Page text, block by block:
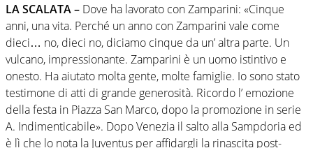
LA SCALATA – Dove ha lavorato con Zamparini: «Cinque
anni, una vita. Perché un anno con Zamparini vale come
dieci… no, dieci no, diciamo cinque da un’ altra parte. Un
vulcano, impressionante. Zamparini è un uomo istintivo e
onesto. Ha aiutato molta gente, molte famiglie. Io sono stato
testimone di atti di grande generosità. Ricordo l’ emozione
della festa in Piazza San Marco, dopo la promozione in serie
A. Indimenticabile». Dopo Venezia il salto alla Sampdoria ed
è lì che lo nota la Juventus per affidargli la rinascita post-